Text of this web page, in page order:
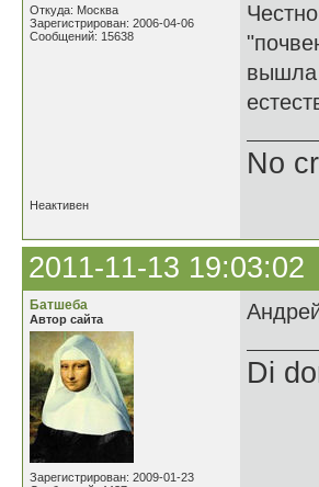
Откуда: Москва
Зарегистрирован: 2006-04-06
Сообщений: 15638
вышла
No
Неактивен
2011-11-13 19:03:02
Батшеба
Автор сайта
Зарегистрирован: 2009-01-23
Di